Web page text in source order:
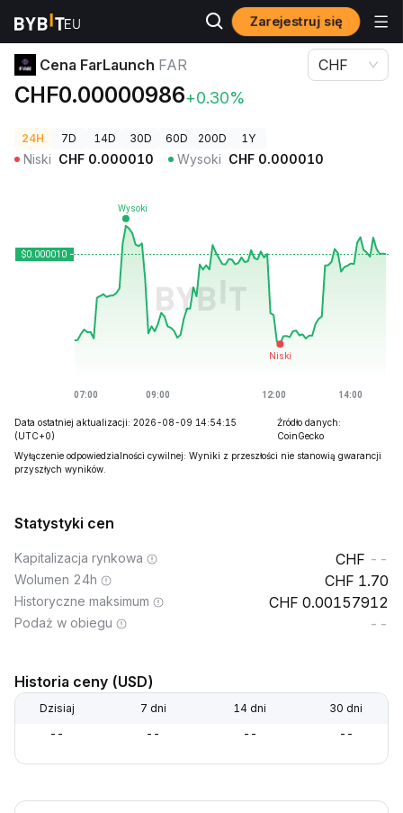
Zarejestruj się
Ceny kryptowalut Cena FarLaunch FAR
Cena FarLaunch FAR
CHF0.00000986+0.30%
CHF
24H 7D 14D 30D 60D 200D 1Y
Niski CHF 0.000010 Wysoki CHF 0.000010
Data ostatniej aktualizacji: 2026-08-09 14:54:15
(UTC+0)
Źródło danych:
CoinGecko
Wyłączenie odpowiedzialności cywilnej: Wyniki z przeszłości nie stanowią gwarancji
przyszłych wyników.
Statystyki cen
Kapitalizacja rynkowa --
Wolumen 24h 1.70
Historyczne maksimum 0.00157912
Podaż w obiegu --
Historia ceny (USD)
Dzisiaj 7 dni 14 dni 30 dni
-- -- -- --